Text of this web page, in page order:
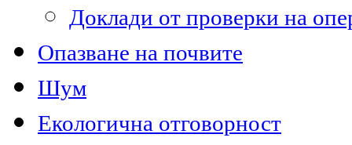
Доклади от проверки на
Опазване на почвите
Шум
Екологична отговорност